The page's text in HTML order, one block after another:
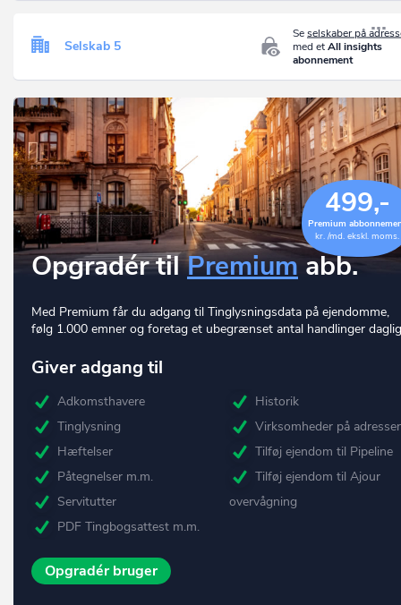
Seselskaber på
med etAll insights
abonnement
Selskab 5
499,-
Premium
kr. /md. ekskl. moms.
Opgradér tilPremium abb.
Med Premium får du adgang til Tinglysningsdata på ejendomme,
følg 1.000 emner og foretag et ubegrænset antal handlinger
Giver adgang til
Adkomsthavere
Tinglysning
Hæftelser
Påtegnelser m.m.
Servitutter
PDF Tingbogsattest m.m.
Historik
Virksomheder på
Tilføj ejendom til Pipeline
Tilføj ejendom til Ajour
overvågning
Opgradér bruger